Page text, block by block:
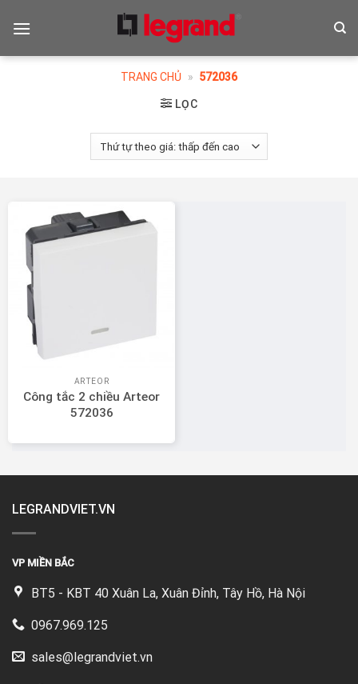
TRANG CHỦ » 572036
LỌC
ARTEOR
Công tắc 2 chiều Arteor
572036
LEGRANDVIET.VN
VP MIỀN BẮC
BT5 - KBT 40 Xuân La, Xuân Đỉnh, Tây Hồ, Hà Nội
0967.969.125
sales@legrandviet.vn